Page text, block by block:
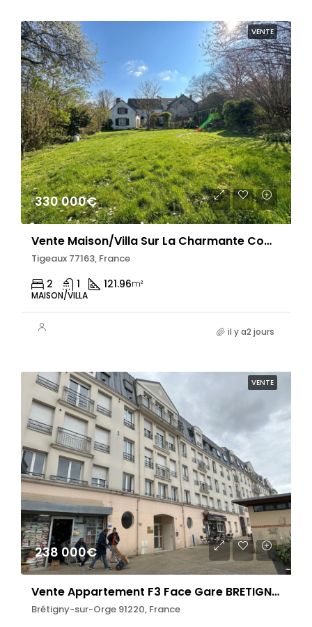
VENTE
330 000€
Vente Maison/villa Sur La Charmante Commune De Tigeaux, À 5 Minutes De Crécy-La
Tigeaux 77163, France
2 1 121.96m²
MAISON/VILLA
il y a2 jours
VENTE
238 000€
Vente Appartement F3 Face Gare BRETIGNY SUR ORGE RER C
Brétigny-sur-Orge 91220, France